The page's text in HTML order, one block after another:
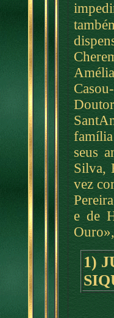
família
seus
Silva,
vez
e de
1)